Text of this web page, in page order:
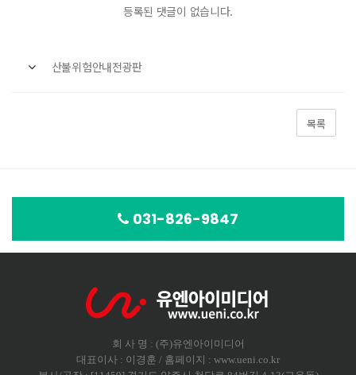
등록된 댓글이 없습니다.
산불위험안내전광판
목록
031-826-9847
회 사 명 : (주)유엔아이미디어
대표이사 : 이경훈 / 홈페이지 : www.ueni.co.kr